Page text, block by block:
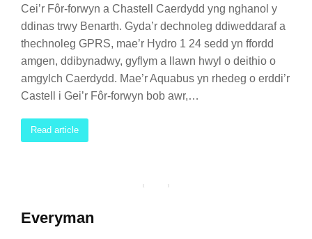
Cei’r Fôr-forwyn a Chastell Caerdydd yng nghanol y
ddinas trwy Benarth. Gyda’r dechnoleg ddiweddaraf a
thechnoleg GPRS, mae’r Hydro 1 24 sedd yn ffordd
amgen, ddibynadwy, gyflym a llawn hwyl o deithio o
amgylch Caerdydd. Mae’r Aquabus yn rhedeg o erddi’r
Castell i Gei’r Fôr-forwyn bob awr,…
Read article
Everyman